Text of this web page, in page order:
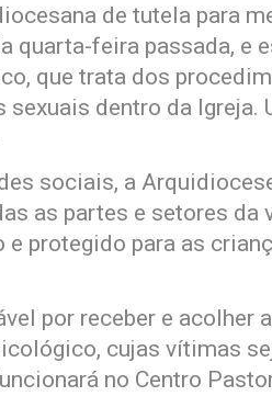
de tutela para
quarta-feira passada, e
que trata dos
dentro da Igreja.
sociais, a
as partes e setores da
protegido para as
por receber e acolher
cujas vítimas
no Centro